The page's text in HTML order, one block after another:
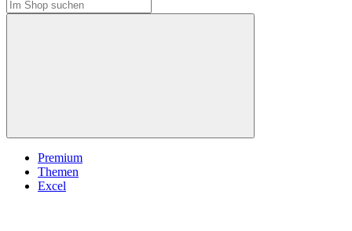
Premium
Themen
Excel